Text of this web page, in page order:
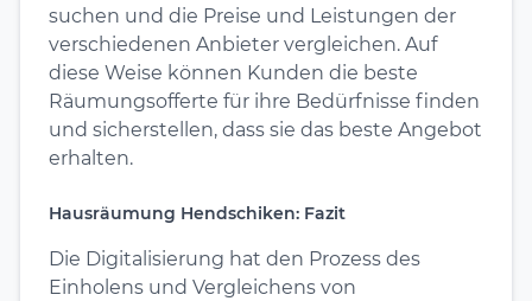
suchen und die Preise und Leistungen der
verschiedenen Anbieter vergleichen. Auf
diese Weise können Kunden die beste
Räumungsofferte für ihre Bedürfnisse finden
und sicherstellen, dass sie das beste Angebot
erhalten.
Hausräumung Hendschiken: Fazit
Die Digitalisierung hat den Prozess des
Einholens und Vergleichens von